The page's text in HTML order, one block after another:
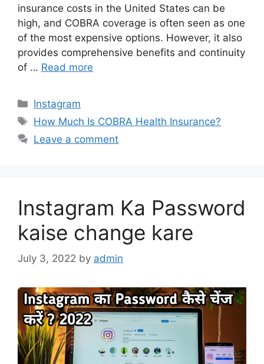
insurance costs in the United States can be
high, and COBRA coverage is often seen as one
of the most expensive options. However, it also
provides comprehensive benefits and continuity
of … Read more
Categories
Instagram
Tags
How Much Is COBRA Health Insurance?
Leave a comment
Instagram Ka Password
kaise change kare
July 3, 2022 by admin